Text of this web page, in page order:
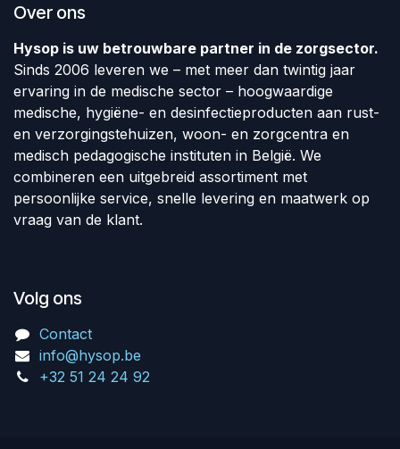
Over ons
Hysop is uw betrouwbare partner in de zorgsector.
Sinds 2006 leveren we – met meer dan twintig jaar
ervaring in de medische sector – hoogwaardige
medische, hygiëne- en desinfectieproducten aan rust-
en verzorgingstehuizen, woon- en zorgcentra en
medisch pedagogische instituten in België. We
combineren een uitgebreid assortiment met
persoonlijke service, snelle levering en maatwerk op
vraag van de klant.
Volg ons
Contact
info@hysop.be
+32 51 24 24 92